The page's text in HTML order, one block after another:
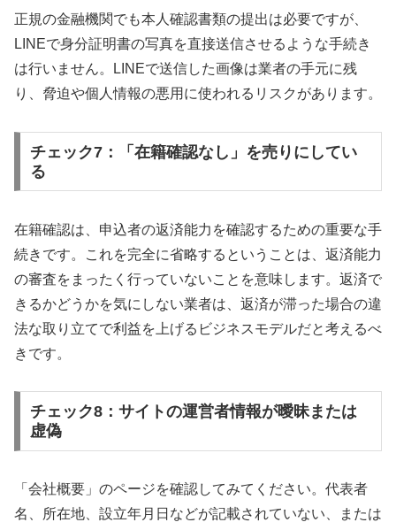
正規の金融機関でも本人確認書類の提出は必要ですが、
LINEで身分証明書の写真を直接送信させるような手続き
は行いません。LINEで送信した画像は業者の手元に残
り、脅迫や個人情報の悪用に使われるリスクがあります。
チェック7：「在籍確認なし」を売りにしてい
る
在籍確認は、申込者の返済能力を確認するための重要な手
続きです。これを完全に省略するということは、返済能力
の審査をまったく行っていないことを意味します。返済で
きるかどうかを気にしない業者は、返済が滞った場合の違
法な取り立てで利益を上げるビジネスモデルだと考えるべ
きです。
チェック8：サイトの運営者情報が曖昧または
虚偽
「会社概要」のページを確認してみてください。代表者
名、所在地、設立年月日などが記載されていない、または